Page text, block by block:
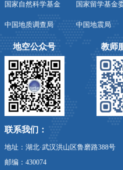
国家自然科学基金 国家留学基金
中国地质调查局 中国地震局
地空公众号 教师
联系我们：
地址：湖北·武汉洪山区鲁磨路388号
邮编：430074